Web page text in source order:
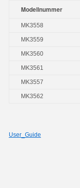
Modellnummer
MK3558
MK3559
MK3560
MK3561
MK3557
MK3562
User_Guide